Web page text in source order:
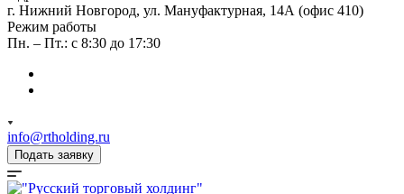
г. Нижний Новгород, ул. Мануфактурная, 14А (офис 410)
Режим работы
Пн. – Пт.: с 8:30 до 17:30
info@rtholding.ru
Подать заявку